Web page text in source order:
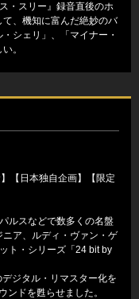
・スリー』録音直後のホ
、機知に富んだ絶妙のバ
シェリ」、「マイナー・
。
【日本独自企画】【限定
ルスなどで数多くの名盤
ア、ルディ・ヴァン・ゲ
ト・シリーズ「24 bit by
ジタル・リマスター化を
ンドを甦らせました。